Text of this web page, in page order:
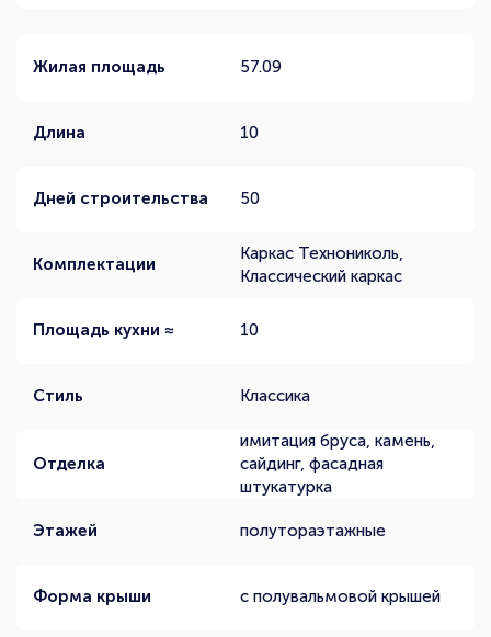
Жилая площадь 57.09
Длина 10
Дней строительства 50
Комплектации
Каркас Технониколь,
Классический каркас
Площадь кухни ≈ 10
Стиль Классика
Отделка
имитация бруса, камень,
сайдинг, фасадная
штукатурка
Этажей полутораэтажные
Форма крыши с полувальмовой крышей